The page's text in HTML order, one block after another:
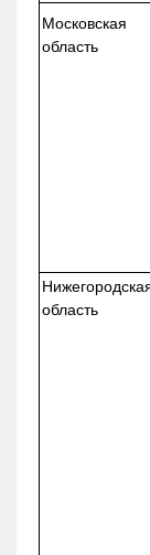
Московская
область
область